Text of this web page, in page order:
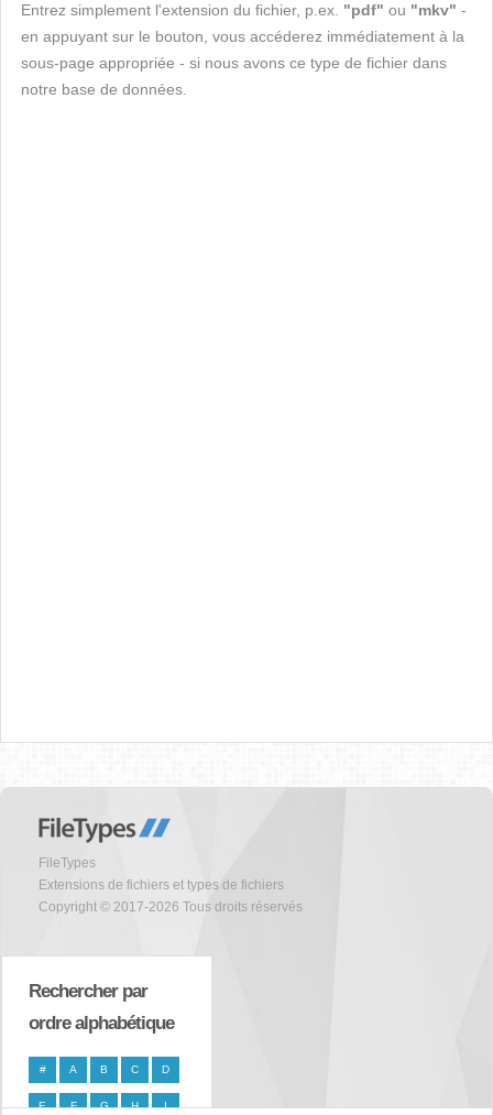
Entrez simplement l'extension du fichier, p.ex. "pdf" ou "mkv" -
en appuyant sur le bouton, vous accéderez immédiatement à la
sous-page appropriée - si nous avons ce type de fichier dans
notre base de données.
FileTypes
Extensions de fichiers et types de fichiers
Copyright © 2017-2026 Tous droits réservés
Rechercher par
ordre alphabétique
# A B C D
E F G H I